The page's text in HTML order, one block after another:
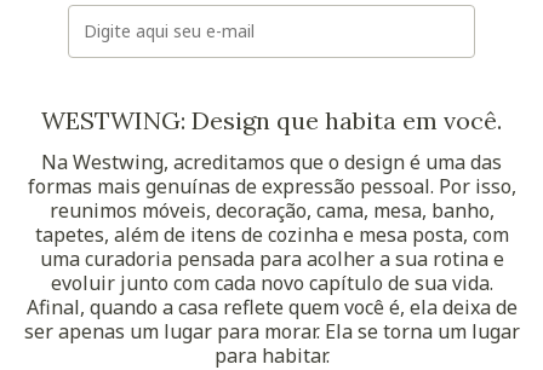
E-mail
WESTWING: Design que habita em você.
Na Westwing, acreditamos que o design é uma das
formas mais genuínas de expressão pessoal. Por isso,
reunimos móveis, decoração, cama, mesa, banho,
tapetes, além de itens de cozinha e mesa posta, com
uma curadoria pensada para acolher a sua rotina e
evoluir junto com cada novo capítulo de sua vida.
Afinal, quando a casa reflete quem você é, ela deixa de
ser apenas um lugar para morar. Ela se torna um lugar
para habitar.